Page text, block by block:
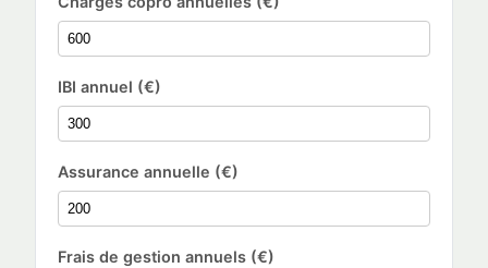
IBI annuel (€)
Assurance annuelle (€)
Frais de gestion annuels (€)